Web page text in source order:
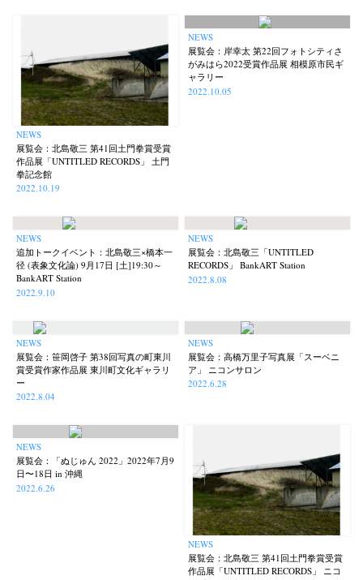
NEWS
展覧会：北島敬三 第41回土門拳賞受賞
作品展「UNTITLED RECORDS」 土門
拳記念館
2022.10.19
NEWS
展覧会：岸幸太 第22回フォトシティさ
がみはら2022受賞作品展 相模原市民ギ
ャラリー
2022.10.05
NEWS
追加トークイベント：北島敬三×橋本一
径 (表象文化論) 9月17日 [土]19:30～
BankART Station
2022.9.10
NEWS
展覧会：北島敬三「UNTITLED
RECORDS」 BankART Station
2022.8.08
NEWS
展覧会：笹岡啓子 第38回写真の町東川
賞受賞作家作品展 東川町文化ギャラリ
ー
2022.8.04
NEWS
展覧会：高橋万里子写真展「スーベニ
ア」 ニコンサロン
2022.6.28
NEWS
展覧会：「ぬじゅん 2022」2022年7月9
日〜18日 in 沖縄
2022.6.26
NEWS
展覧会：北島敬三 第41回土門拳賞受賞
作品展「UNTITLED RECORDS」 ニコ